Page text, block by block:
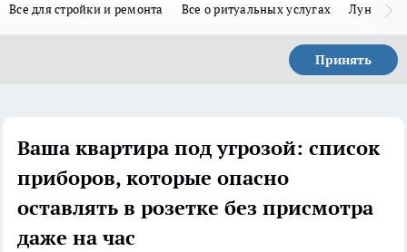
Все для стройки и ремонта Все о ритуальных услугах Лунно-
Принять
Ваша квартира под угрозой: список
приборов, которые опасно
оставлять в розетке без присмотра
даже на час